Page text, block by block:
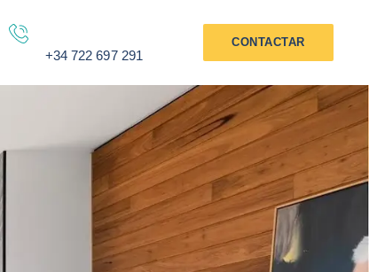
+34 722 697 291
CONTACTAR